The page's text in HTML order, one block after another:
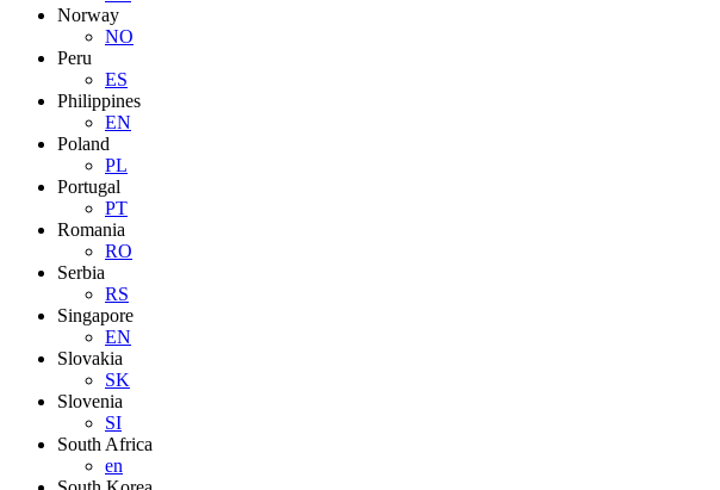
Norway
NO
Peru
ES
Philippines
EN
Poland
PL
Portugal
PT
Romania
RO
Serbia
RS
Singapore
EN
Slovakia
SK
Slovenia
SI
South Africa
en